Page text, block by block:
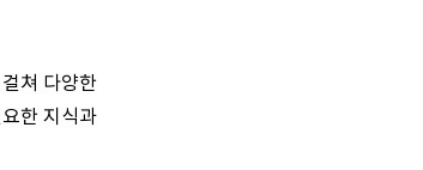
쳐 다양한
한 지식과